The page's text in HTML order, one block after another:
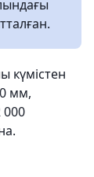
күмістен
мм,